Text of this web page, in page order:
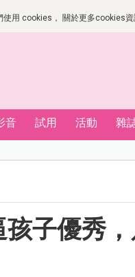
用 cookies， 關於更多cookies
音 試用 活動 雜
子優秀，